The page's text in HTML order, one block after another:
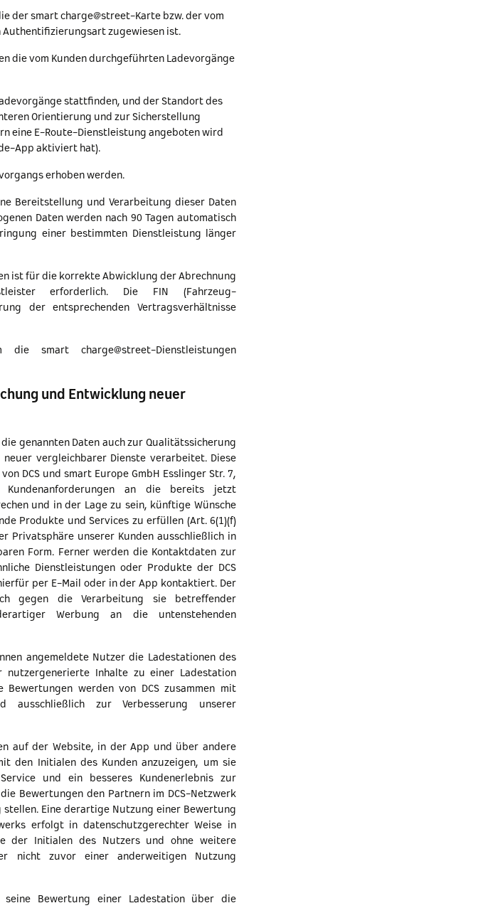
der smart charge@street-Karte bzw. der vom
Authentifizierungsart zugewiesen ist.
die vom Kunden durchgeführten Ladevorgänge
stattfinden, und der Standort des
Orientierung und zur Sicherstellung
eine E-Route-Dienstleistung angeboten wird
App aktiviert hat).
erhoben werden.
Bereitstellung und Verarbeitung dieser Daten
Daten werden nach 90 Tagen automatisch
einer bestimmten Dienstleistung länger
ist für die korrekte Abwicklung der Abrechnung
erforderlich. Die FIN (Fahrzeug-
der entsprechenden Vertragsverhältnisse
smart charge@street-Dienstleistungen
und Entwicklung neuer
genannten Daten auch zur Qualitätssicherung
vergleichbarer Dienste verarbeitet. Diese
DCS und smart Europe GmbH Esslinger Str. 7,
Kundenanforderungen an die bereits jetzt
und in der Lage zu sein, künftige Wünsche
Produkte und Services zu erfüllen (Art. 6(1)(f)
Privatsphäre unserer Kunden ausschließlich in
Form. Ferner werden die Kontaktdaten zur
Dienstleistungen oder Produkte der DCS
per E-Mail oder in der App kontaktiert. Der
gegen die Verarbeitung sie betreffender
Werbung an die untenstehenden
angemeldete Nutzer die Ladestationen des
nutzergenerierte Inhalte zu einer Ladestation
Bewertungen werden von DCS zusammen mit
ausschließlich zur Verbesserung unserer
auf der Website, in der App und über andere
den Initialen des Kunden anzuzeigen, um sie
und ein besseres Kundenerlebnis zur
Bewertungen den Partnern im DCS-Netzwerk
Eine derartige Nutzung einer Bewertung
erfolgt in datenschutzgerechter Weise in
der Initialen des Nutzers und ohne weitere
nicht zuvor einer anderweitigen Nutzung
Bewertung einer Ladestation über die